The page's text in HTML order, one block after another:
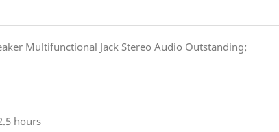
Multifunctional Jack Stereo Audio Outstanding:
hours